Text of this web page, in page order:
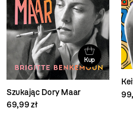
Kup
Szukając Dory Maar
69,99 zł